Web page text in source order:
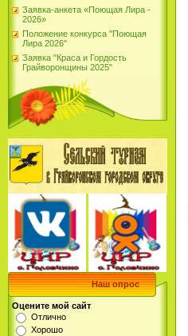
Заявка-анкета «Поющая Лира -
2026»
Положение конкурса "Поющая
Лира 2026"
Заявка "Краса и Гордость
Грайворонщины 2025"
Наш опрос
Оцените мой сайт
Отлично
Хорошо